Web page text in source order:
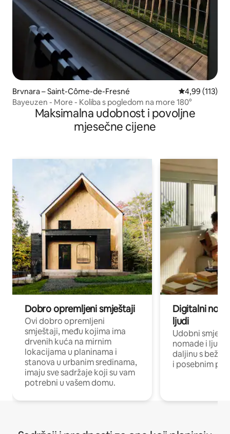
Brvnara – Saint-Côme-de-Fresné Prosječna
4,99 (113)
Bayeuzen - More - Koliba s pogledom na more 180°
Maksimalna udobnost i povoljne
mjesečne cijene
Dobro opremljeni smještaji
Ovi dobro opremljeni
smještaji, među kojima ima
drvenih kuća na mirnim
lokacijama u planinama i
stanova u urbanim sredinama,
imaju sve sadržaje koji su vam
potrebni u vašem domu.
Digitalni
ljudi
Udobni
nomade i ljude
daljinu s
i posebnim